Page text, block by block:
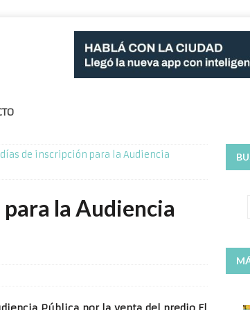
de inscripción para la Audiencia
la Audiencia